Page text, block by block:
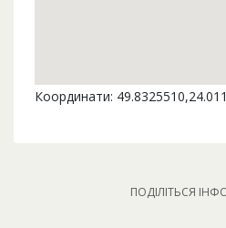
Координати:
ПОДІЛІТЬСЯ